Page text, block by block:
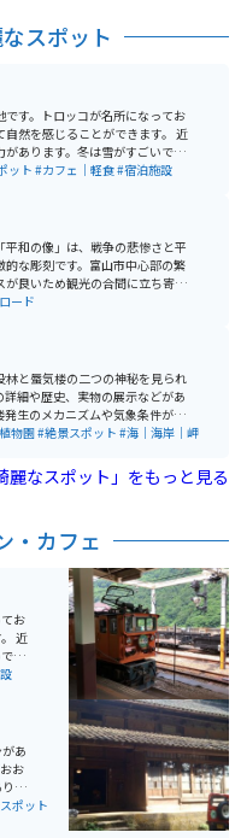
スポット
です。トロッコが名所になってお
自然を感じることができます。 近
があります。冬は雪がすごいです
ット#カフェ｜軽食#宿泊施設
平和の像」は、戦争の悲惨さと平
的な彫刻です。富山市中心部の繁
が良いため観光の合間に立ち寄り
辺にはカフェや土産物店があ
リングスポットも近く、ライダ
エリアです。歴史と自然を感じな
感できる場所としておすすめで
ード
林と蜃気楼の二つの神秘を見られ
詳細や歴史、実物の展示などがあ
発生のメカニズムや気象条件があ
こともできる施設です。入口に
物園#絶景スポット #海｜海岸｜岬
麗なスポット」をもっと見る
・カフェ
お
近
す
あ
お
ま
に
ポット